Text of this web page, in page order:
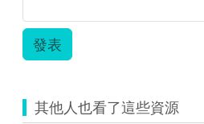
發表
其他人也看了這些資源